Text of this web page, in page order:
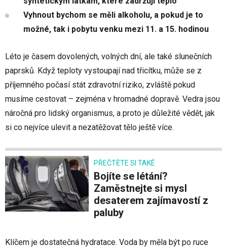
Vyhnout bychom se měli alkoholu, a pokud je to
možné, tak i pobytu venku mezi 11. a 15. hodinou
Léto je časem dovolených, volných dní, ale také slunečních
paprsků. Když teploty vystoupají nad třicítku, může se z
příjemného počasí stát zdravotní riziko, zvláště pokud
musíme cestovat – zejména v hromadné dopravě. Vedra jsou
náročná pro lidský organismus, a proto je důležité vědět, jak
si co nejvíce ulevit a nezatěžovat tělo ještě více.
PŘEČTĚTE SI TAKÉ
Bojíte se létání?
Zaměstnejte si mysl
desaterem zajímavostí z
paluby
Klíčem je dostatečná hydratace. Voda by měla být po ruce